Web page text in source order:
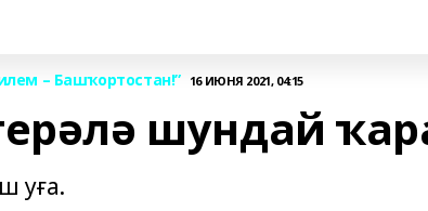
– Башҡортостан!” 16 ИЮНЯ 2021, 04:15
шундай
уға.